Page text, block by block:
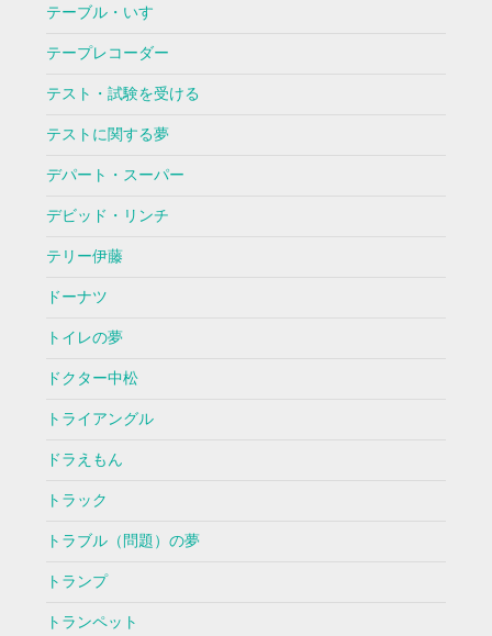
テーブル・いす
テープレコーダー
テスト・試験を受ける
テストに関する夢
デパート・スーパー
デビッド・リンチ
テリー伊藤
ドーナツ
トイレの夢
ドクター中松
トライアングル
ドラえもん
トラック
トラブル（問題）の夢
トランプ
トランペット